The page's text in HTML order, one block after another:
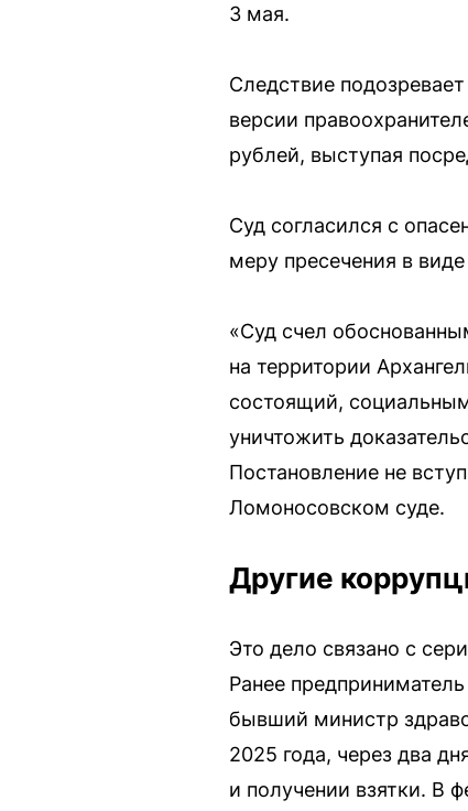
3 мая.
Следствие
версии
рублей, выступая
Суд согласился с
меру пресечения в
«Суд счел
на территории
состоящий,
уничтожить
Постановление не
Ломоносовском суде.
Другие
Это дело связано с
Ранее
бывший министр
2025 года, через два
и получении взятки. В